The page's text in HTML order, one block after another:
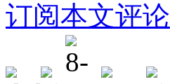
订阅本文评论